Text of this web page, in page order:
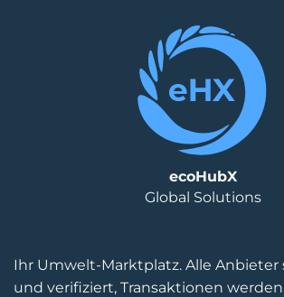
Ihr Umwelt-Marktplatz. Alle
und verifiziert, Transaktionen
ecoHubX
Global Solutions